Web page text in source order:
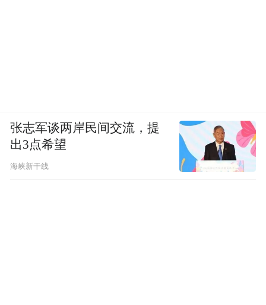
张志军谈两岸民间交流，提
出3点希望
海峡新干线